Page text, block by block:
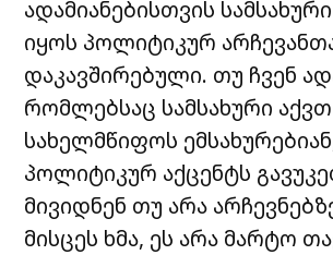
ადამიანებისთვის
იყოს პოლიტიკურ
დაკავშირებული. თუ ჩვენ
რომლებსაც სამსახური
სახელმწიფოს
პოლიტიკურ აქცენტს
მივიდნენ თუ არა
მისცეს ხმა, ეს არა მარტო